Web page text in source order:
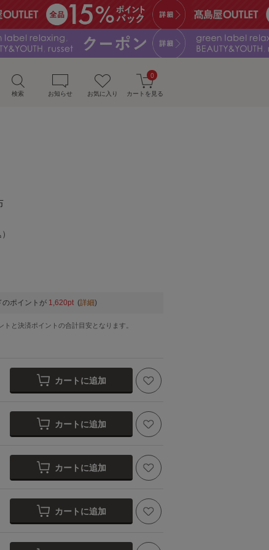
検索 お知らせ お気に入り カートを見る
0
のポイントが 1,620pt (詳細)
と決済ポイントの合計目安となります。
カートに追加
カートに追加
カートに追加
カートに追加